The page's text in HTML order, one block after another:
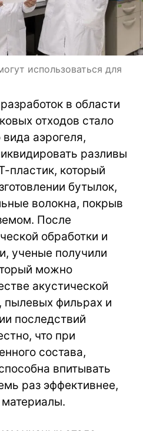
использоваться для
в области
отходов стало
аэрогеля,
разливы
пластик, который
бутылок,
волокна, покрыв
После
обработки и
ученые получили
можно
акустической
пылевых фильрах и
последствий
что при
состава,
впитывать
раз эффективнее,